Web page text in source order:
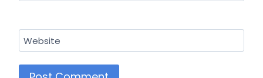
Website